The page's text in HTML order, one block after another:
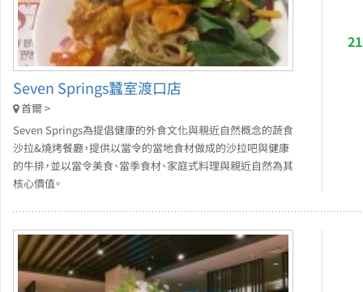
Seven Springs蠶室渡口店
首爾 >
Seven Springs為提倡健康的外食文化與親近自然概念的蔬食
沙拉&燒烤餐廳，提供以當令的當地食材做成的沙拉吧與健康
的牛排，並以當令美食、當季食材、家庭式料理與親近自然為其
核心價值。